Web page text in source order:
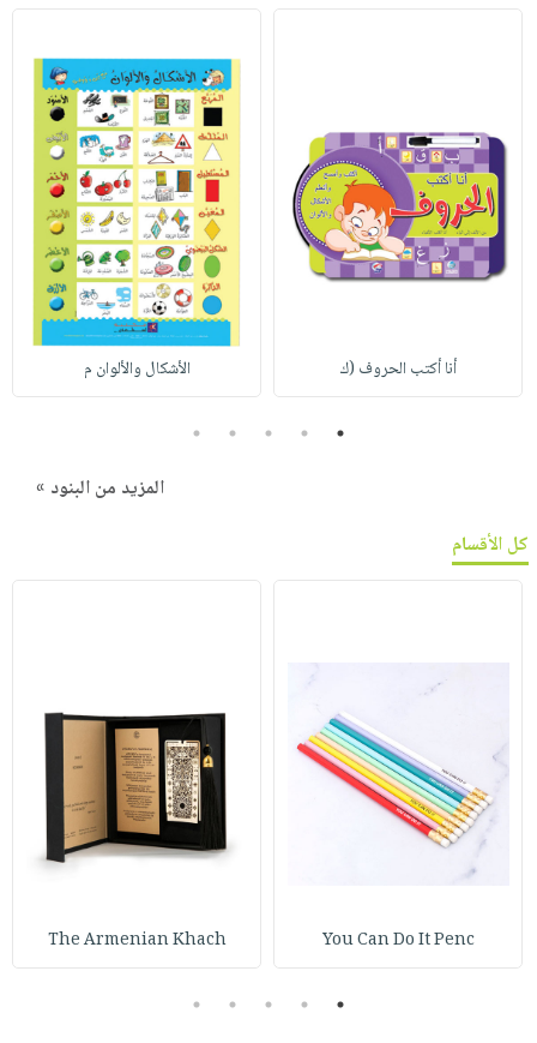
أنا أكتب الحروف (ك الأشكال والألوان م
1
2
3
4
5
المزيد من البنود »
كل الأقسام
You Can Do It Penc
The Armenian Khach
1
2
3
4
5